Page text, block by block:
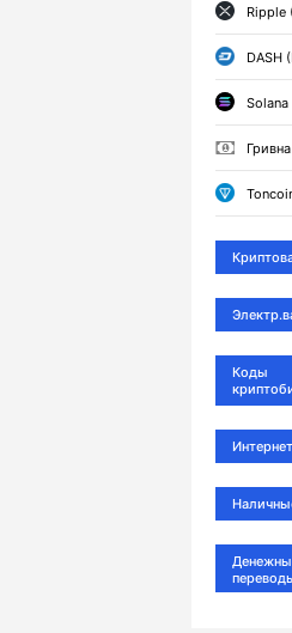
Ripple
DASH
Solana
Коды